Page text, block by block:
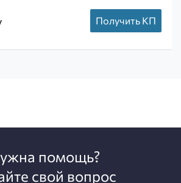
Получить КП
помощь?
свой вопрос